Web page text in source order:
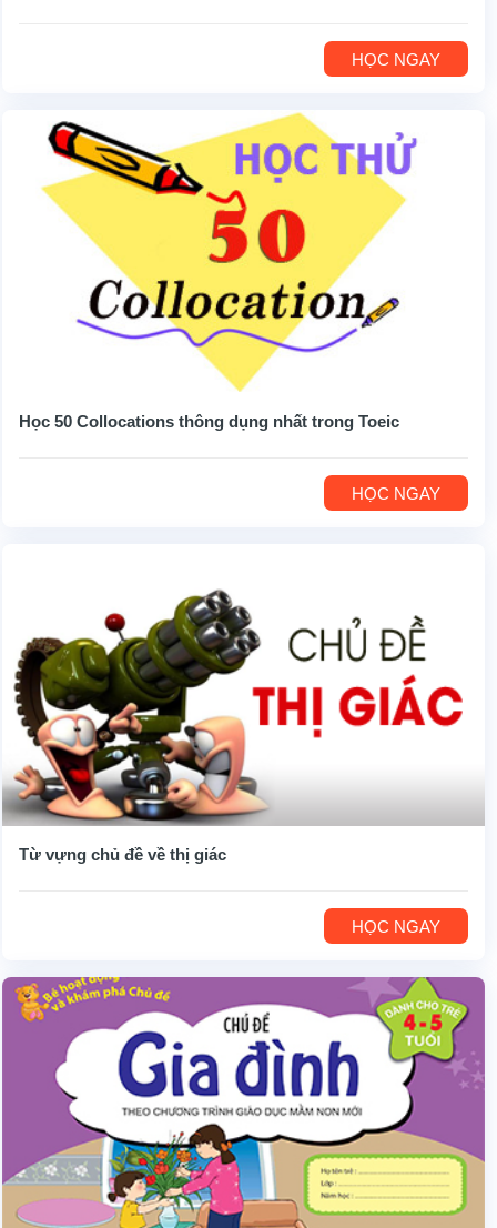
HỌC NGAY
Học 50 Collocations thông dụng nhất trong Toeic
HỌC NGAY
Từ vựng chủ đề về thị giác
HỌC NGAY